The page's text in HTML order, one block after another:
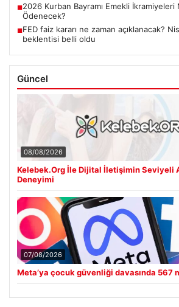
■2026 Kurban Bayramı Emekli İkramiyeleri
Ödenecek?
■FED faiz kararı ne zaman açıklanacak?
beklentisi belli oldu
Güncel
08/08/2026
Kelebek.Org İle Dijital İletişimin Seviyeli
Deneyimi
07/08/2026
Meta’ya çocuk güvenliği davasında 567